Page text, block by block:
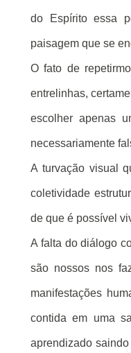
do Espírito essa
paisagem que se
O fato de
entrelinhas,
escolher apenas
necessariamente
A turvação visual
coletividade
de que é possível
A falta do diálogo
são nossos nos
manifestações
contida em uma
aprendizado